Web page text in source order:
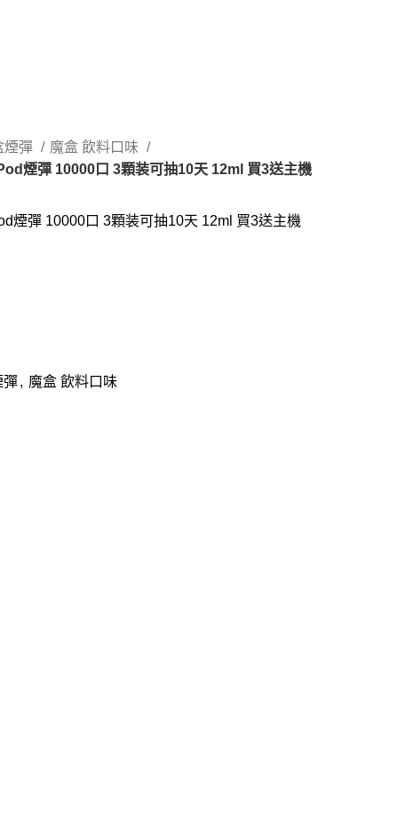
煙彈
魔盒 飲料口味
煙彈 10000口 3顆装可抽10天 12ml 買3送主機
煙彈 10000口 3顆装可抽10天 12ml 買3送主機
彈, 魔盒 飲料口味